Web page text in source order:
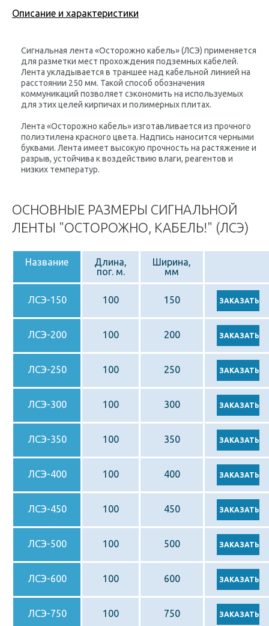
Описание и характеристики
Сигнальная лента «Осторожно кабель» (ЛСЭ) применяется
для разметки мест прохождения подземных кабелей.
Лента укладывается в траншее над кабельной линией на
расстоянии 250 мм. Такой способ обозначения
коммуникаций позволяет сэкономить на используемых
для этих целей кирпичах и полимерных плитах.
Лента «Осторожно кабель» изготавливается из прочного
полиэтилена красного цвета. Надпись наносится черными
буквами. Лента имеет высокую прочность на растяжение и
разрыв, устойчива к воздействию влаги, реагентов и
низких температур.
ОСНОВНЫЕ РАЗМЕРЫ СИГНАЛЬНОЙ
ЛЕНТЫ "ОСТОРОЖНО, КАБЕЛЬ!" (ЛСЭ)
Название
Длина,
пог. м.
Ширина,
мм
ЛСЭ-150 100 150
ЛСЭ-200 100 200
ЛСЭ-250 100 250
ЛСЭ-300 100 300
ЛСЭ-350 100 350
ЛСЭ-400 100 400
ЛСЭ-450 100 450
ЛСЭ-500 100 500
ЛСЭ-600 100 600
ЛСЭ-750 100 750